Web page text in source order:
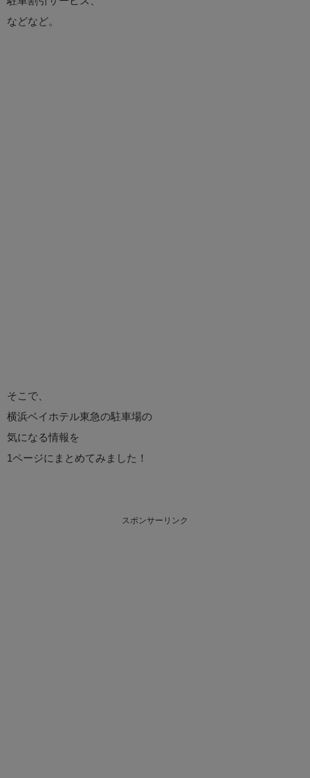
などなど。
そこで、
横浜ベイホテル東急の駐車場の
気になる情報を
1ページにまとめてみました！
スポンサーリンク